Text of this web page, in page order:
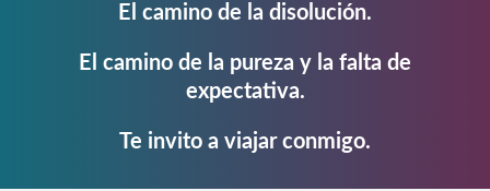
El camino de la disolución.
El camino de la pureza y la falta de
expectativa.
Te invito a viajar conmigo.